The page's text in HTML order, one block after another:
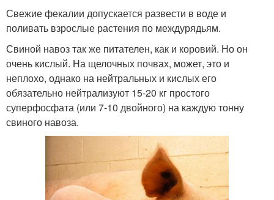
Свежие фекалии допускается развести в воде и
поливать взрослые растения по междурядьям.
Свиной навоз так же питателен, как и коровий. Но он
очень кислый. На щелочных почвах, может, это и
неплохо, однако на нейтральных и кислых его
обязательно нейтрализуют 15-20 кг простого
суперфосфата (или 7-10 двойного) на каждую тонну
свиного навоза.